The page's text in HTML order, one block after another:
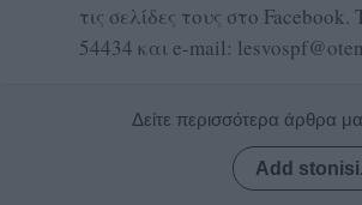
τις σελίδες τους στο
54434 και e-mail:
Δείτε περισσότερα άρθρα
Add